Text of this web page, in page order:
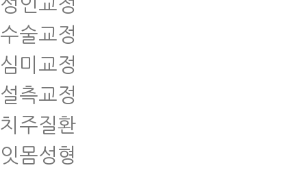
수술교정
심미교정
설측교정
치주질환
잇몸성형